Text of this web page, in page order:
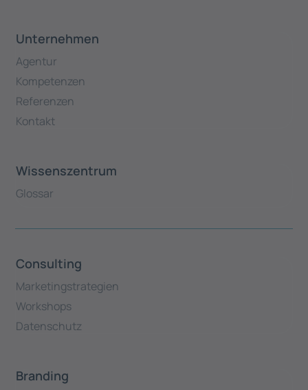
Unternehmen
Agentur
Kompetenzen
Referenzen
Kontakt
Wissenszentrum
Glossar
Consulting
Marketingstrategien
Workshops
Datenschutz
Branding